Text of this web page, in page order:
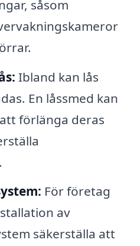
såsom
Ibland kan lås
En låssmed kan
förlänga deras
För företag
av
säkerställa att